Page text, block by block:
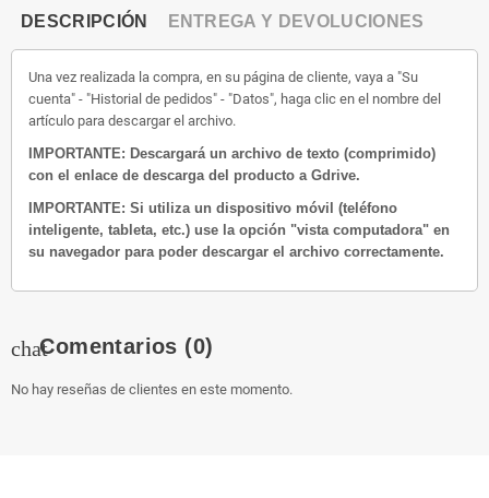
DESCRIPCIÓN ENTREGA Y DEVOLUCIONES
Una vez realizada la compra, en su página de cliente, vaya a "Su
cuenta" - "Historial de pedidos" - "Datos", haga clic en el nombre del
artículo para descargar el archivo.
IMPORTANTE: Descargará un archivo de texto (comprimido)
con el enlace de descarga del producto a Gdrive.
IMPORTANTE: Si utiliza un dispositivo móvil (teléfono
inteligente, tableta, etc.) use la opción "vista computadora" en
su navegador para poder descargar el archivo correctamente.
chatComentarios (0)
No hay reseñas de clientes en este momento.